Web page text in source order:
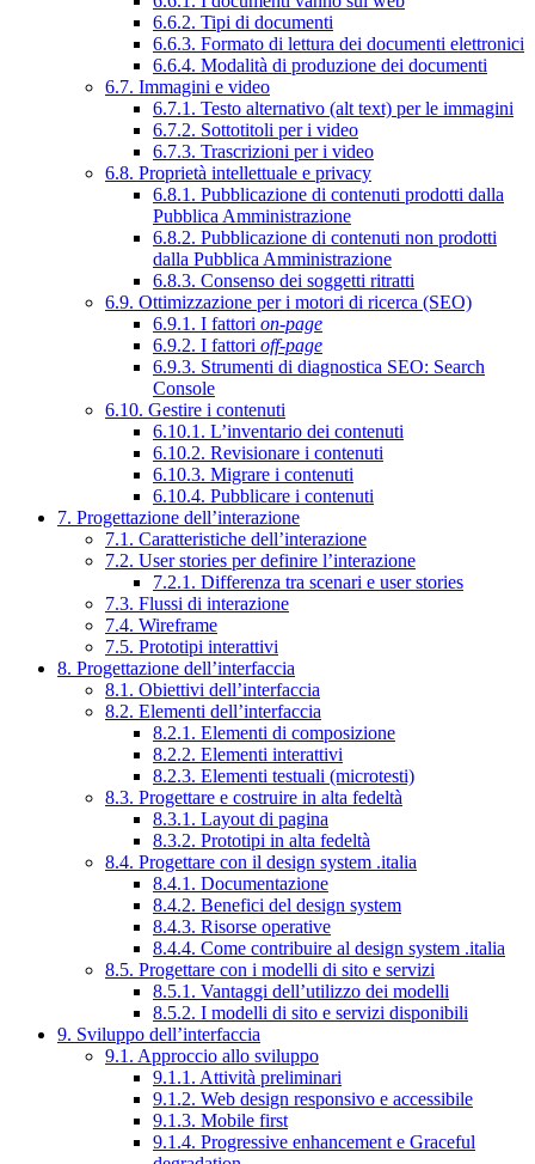
6.6.2. Tipi di documenti
6.6.3. Formato di lettura dei documenti elettronici
6.6.4. Modalità di produzione dei documenti
6.7. Immagini e video
6.7.1. Testo alternativo (alt text) per le immagini
6.7.2. Sottotitoli per i video
6.7.3. Trascrizioni per i video
6.8. Proprietà intellettuale e privacy
6.8.1. Pubblicazione di contenuti prodotti dalla
Pubblica Amministrazione
6.8.2. Pubblicazione di contenuti non prodotti
dalla Pubblica Amministrazione
6.8.3. Consenso dei soggetti ritratti
6.9. Ottimizzazione per i motori di ricerca (SEO)
6.9.1. I fattori on-page
6.9.2. I fattori off-page
6.9.3. Strumenti di diagnostica SEO: Search
Console
6.10. Gestire i contenuti
6.10.1. L’inventario dei contenuti
6.10.2. Revisionare i contenuti
6.10.3. Migrare i contenuti
6.10.4. Pubblicare i contenuti
7. Progettazione dell’interazione
7.1. Caratteristiche dell’interazione
7.2. User stories per definire l’interazione
7.2.1. Differenza tra scenari e user stories
7.3. Flussi di interazione
7.4. Wireframe
7.5. Prototipi interattivi
8. Progettazione dell’interfaccia
8.1. Obiettivi dell’interfaccia
8.2. Elementi dell’interfaccia
8.2.1. Elementi di composizione
8.2.2. Elementi interattivi
8.2.3. Elementi testuali (microtesti)
8.3. Progettare e costruire in alta fedeltà
8.3.1. Layout di pagina
8.3.2. Prototipi in alta fedeltà
8.4. Progettare con il design system .italia
8.4.1. Documentazione
8.4.2. Benefici del design system
8.4.3. Risorse operative
8.4.4. Come contribuire al design system .italia
8.5. Progettare con i modelli di sito e servizi
8.5.1. Vantaggi dell’utilizzo dei modelli
8.5.2. I modelli di sito e servizi disponibili
9. Sviluppo dell’interfaccia
9.1. Approccio allo sviluppo
9.1.1. Attività preliminari
9.1.2. Web design responsivo e accessibile
9.1.3. Mobile first
9.1.4. Progressive enhancement e Graceful